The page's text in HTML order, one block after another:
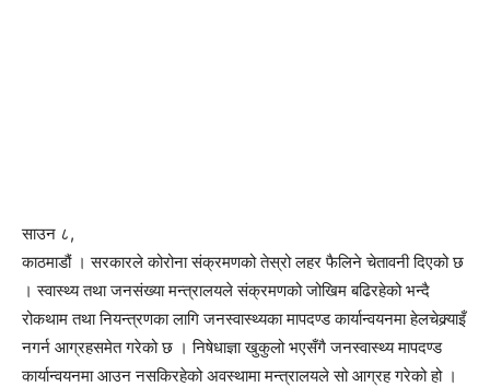
साउन ८,
काठमाडौं । सरकारले कोरोना संक्रमणको तेस्रो लहर फैलिने चेतावनी दिएको छ
। स्वास्थ्य तथा जनसंख्या मन्त्रालयले संक्रमणको जोखिम बढिरहेको भन्दै
रोकथाम तथा नियन्त्रणका लागि जनस्वास्थ्यका मापदण्ड कार्यान्वयनमा हेलचेक्र्याइँ
नगर्न आग्रहसमेत गरेको छ । निषेधाज्ञा खुकुलो भएसँगै जनस्वास्थ्य मापदण्ड
कार्यान्वयनमा आउन नसकिरहेको अवस्थामा मन्त्रालयले सो आग्रह गरेको हो ।